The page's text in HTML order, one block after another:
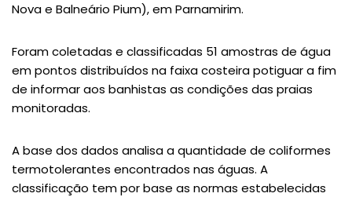
Nova e Balneário Pium), em Parnamirim.
Foram coletadas e classificadas 51 amostras de água
em pontos distribuídos na faixa costeira potiguar a fim
de informar aos banhistas as condições das praias
monitoradas.
A base dos dados analisa a quantidade de coliformes
termotolerantes encontrados nas águas. A
classificação tem por base as normas estabelecidas